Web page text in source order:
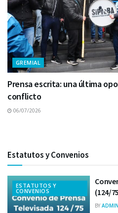
GREMIAL
Prensa escrita: una última
conflicto
06/07/2026
Estatutos y Convenios
ESTATUTOS Y
CONVENIOS
(124/
BY